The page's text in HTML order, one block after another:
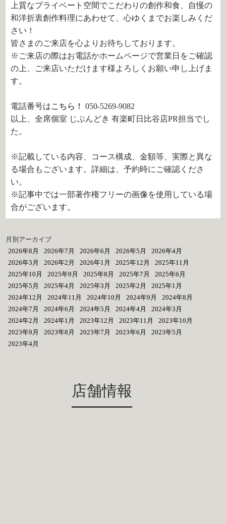
上質なプライベート空間でこだわりの創作和食、自慢の
和洋折衷創作料理にあわせて、心ゆくまでお楽しみくだ
さい！
皆さまのご来店を心よりお待ちしております。
※ご来店の際はお電話かホームページで営業日をご確認
の上、ご来店いただけます様よろしくお願い申し上げま
す。
電話番号はこちら！
050-5269-9082
以上、全席個室 じぶんどき 有楽町日比谷店PR担当でし
た。
※記載している内容、コース構成、金額等、実際と異な
る場合もございます。詳細は、予約時にご確認くださ
い。
※記事中では一部著作権フリーの画像を使用している場
合がございます。
月別アーカイブ
2026年8月
2026年7月 2026年6月 2026年5月
2026年4月
2026年3月
2026年2月 2026年1月 2025年12月
2025年11月
2025年10月
2025年9月 2025年8月 2025年7月
2025年6月
2025年5月
2025年4月 2025年3月 2025年2月
2025年1月
2024年12月
2024年11月 2024年10月 2024年9月
2024年8月
2024年7月
2024年6月 2024年5月 2024年4月
2024年3月
2024年2月
2024年1月 2023年12月 2023年11月
2023年10月
2023年9月
2023年8月 2023年7月 2023年6月
2023年5月
2023年4月
店舗情報